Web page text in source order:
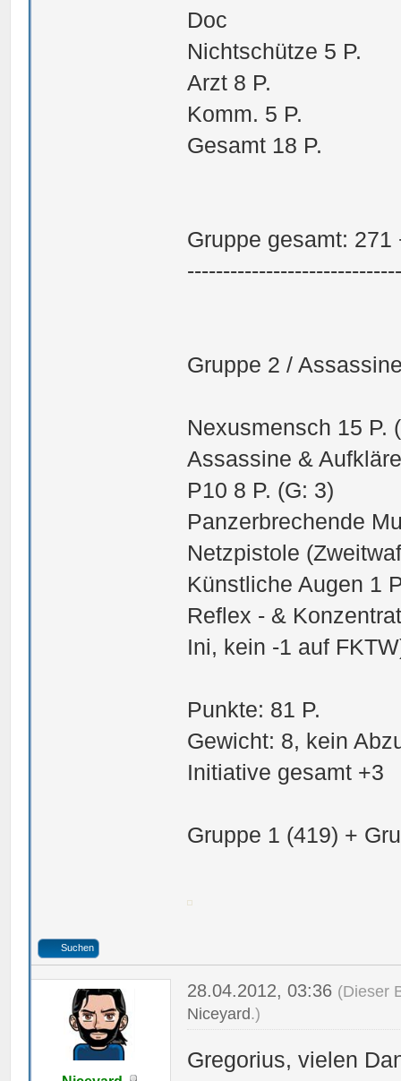
Doc
Nichtschütze 5 P.
Arzt 8 P.
Komm. 5 P.
Gesamt 18 P.
Gruppe gesamt:
Gruppe 2 /
Nexusmensch 15 P.
Assassine &
P10 8 P. (G: 3)
Panzerbrechende
Netzpistole
Künstliche Augen 1
Reflex - &
Ini, kein -1 auf
Punkte: 81 P.
Gewicht: 8, kein
Initiative gesamt +3
Gruppe 1 (419) +
Suchen
28.04.2012, 03:36 (Dieser
Niceyard.)
Gregorius, vielen